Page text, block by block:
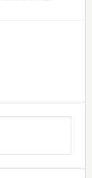
線
火
電
車